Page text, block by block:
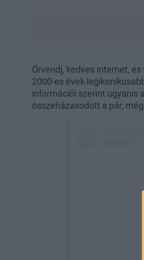
Örvendj, kedves internet,
2000-es évek
információi szerint ugyanis
összeházasodott a pár,